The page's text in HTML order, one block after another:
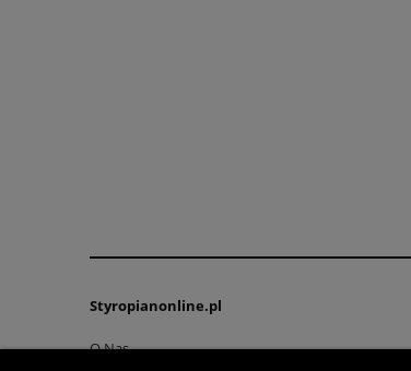
Styropianonline.pl
O Nas